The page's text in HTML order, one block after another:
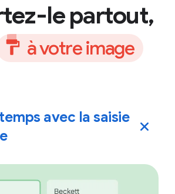
le partout,
àvotre image
avec la saisie